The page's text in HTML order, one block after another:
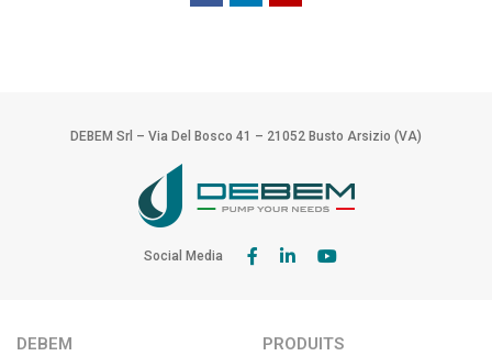
DEBEM Srl – Via Del Bosco 41 – 21052 Busto Arsizio (VA)
Social Media
DEBEM PRODUITS